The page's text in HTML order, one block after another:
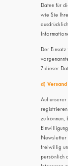
Daten für
wie Sie
Der
7 dieser
d)
Auf
zu können,
Newsletter
freiwillig
persönlich